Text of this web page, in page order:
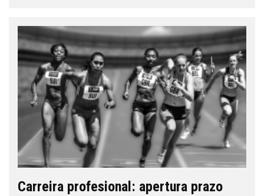
Carreira profesional: apertura prazo